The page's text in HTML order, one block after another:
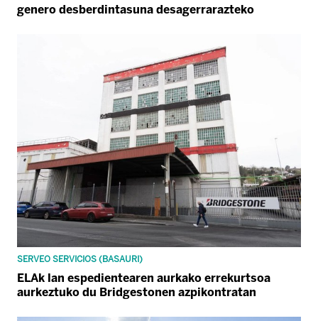
genero desberdintasuna desagerrarazteko
SERVEO SERVICIOS (BASAURI)
ELAk lan espedientearen aurkako errekurtsoa
aurkeztuko du Bridgestonen azpikontratan